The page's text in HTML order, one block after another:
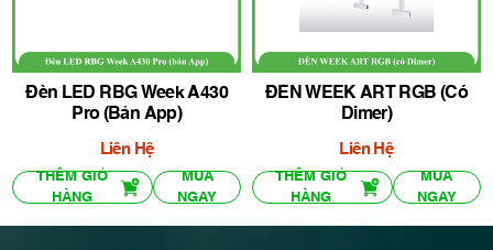
Đèn LED RBG Week A430
Pro (bản App)
Liên Hệ
THÊM GIỎ
HÀNG
MUA
NGAY
ĐÈN WEEK ART RGB (có
Dimer)
Liên Hệ
THÊM GIỎ
HÀNG
MUA
NGAY